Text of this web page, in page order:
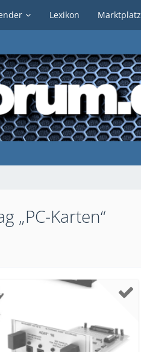
Lexikon Marktplatz
„PC-Karten“